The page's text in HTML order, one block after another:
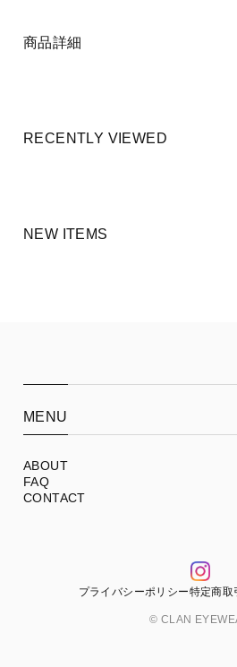
商品詳細
RECENTLY VIEWED
NEW ITEMS
MENU
ABOUT
FAQ
CONTACT
プライバシーポリシー特定商取
© CLAN